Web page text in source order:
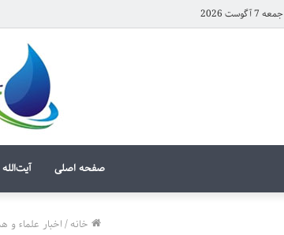
2026
صفحه اصلی
خانه/اخبار علماء و